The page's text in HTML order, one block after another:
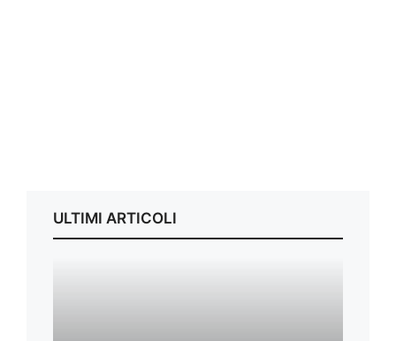
ULTIMI ARTICOLI